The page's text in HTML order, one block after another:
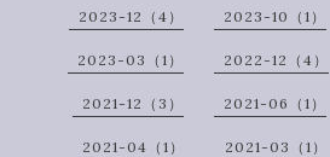
2023-12（4） 2023-10（1）
2023-03（1） 2022-12（4）
2021-12（3） 2021-06（1）
2021-04（1） 2021-03（1）